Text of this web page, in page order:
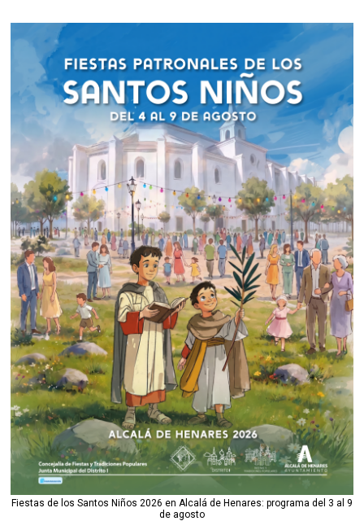
Fiestas de los Santos Niños 2026 en Alcalá de Henares: programa del 3 al 9
de agosto